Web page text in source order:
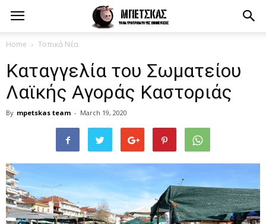
Home Τοπικά Νέα
Καταγγελία του Σωματείου
Λαϊκής Αγοράς Καστοριάς
By mpetskas team - March 19, 2020